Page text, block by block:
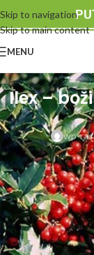
Skip to navigation
Skip to main content
MENU
Ilex –
wp-
Bliže nam se
od biljaka koje
ove biljke naći ćete
narodu postoji
zaštiti čoveka, jer
rađaju. Poslednjih
novogodišnje